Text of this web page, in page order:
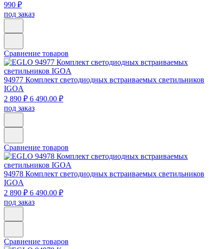
990 ₽
под заказ
Сравнение товаров
94977 Комплект светодиодных встраиваемых светильников
IGOA
2 890 ₽ 6 490.00 ₽
под заказ
Сравнение товаров
94978 Комплект светодиодных встраиваемых светильников
IGOA
2 890 ₽ 6 490.00 ₽
под заказ
Сравнение товаров